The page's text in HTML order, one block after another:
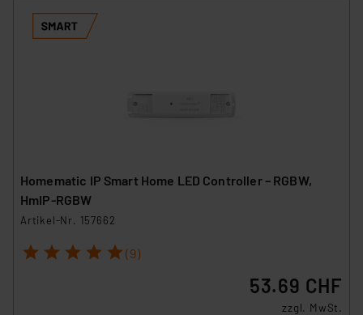
Homematic IP Smart Home LED Controller – RGBW,
HmIP-RGBW
Artikel-Nr. 157662
1 2 3 4 5 (9)
53.69 CHF
zzgl. MwSt.